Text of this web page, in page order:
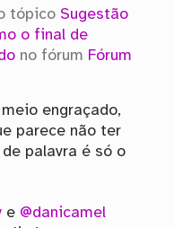
tópico Sugestão
o final de
no fórum Fórum
engraçado,
parece não ter
palavra é só o
e @danicamel